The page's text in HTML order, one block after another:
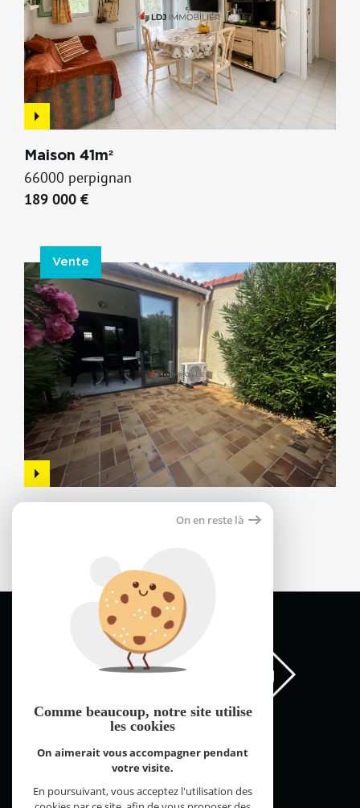
Maison 41m²
66000 perpignan
189 000 €
Vente
FNAIM Pyrénées Orientales © 2026 | Tous droits réservés |
Réalisé par
On en reste là
Comme beaucoup, notre site utilise
les cookies
On aimerait vous accompagner pendant
votre visite.
En poursuivant, vous acceptez l'utilisation des